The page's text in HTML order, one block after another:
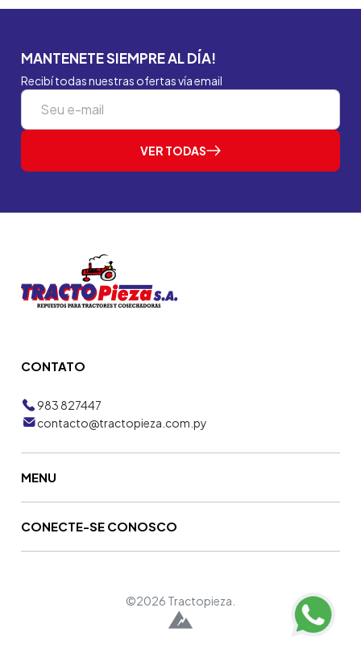
MANTENETE SIEMPRE AL DÍA!
Recibí todas nuestras ofertas vía email
VER TODAS
CONTATO
983 827447
contacto@tractopieza.com.py
MENU
CONECTE-SE CONOSCO
©2026 Tractopieza.